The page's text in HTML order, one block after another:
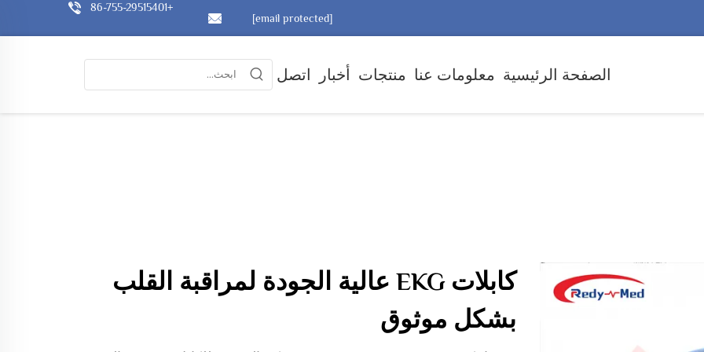
+86-755-29515401
[email protected]
الصفحة الرئيسية معلومات عنا منتجات أخبار اتصل
كابلات EKG عالية الجودة لمراقبة القلب
بشكل موثوق